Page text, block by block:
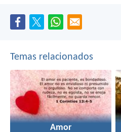
Temas relacionados
Amor